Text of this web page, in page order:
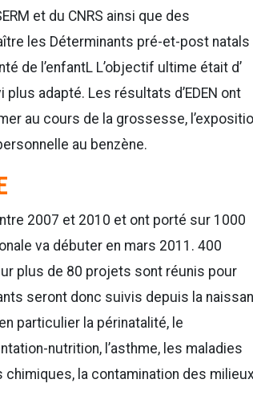
et du CNRS ainsi que des
les Déterminants pré-et-post natals
de l’enfantL L’objectif ultime était d’
adapté. Les résultats d’EDEN ont
au cours de la grossesse,
au benzène.
2007 et 2010 et ont porté sur 1000
va débuter en mars 2011. 400
plus de 80 projets sont réunis pour
seront donc suivis depuis la
particulier la périnatalité, le
nutrition, l’asthme, les maladies
la contamination des